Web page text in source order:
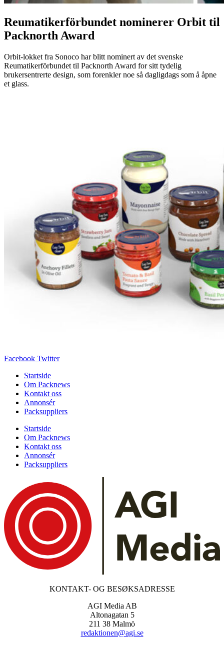
Reumatikerförbundet nominerer Orbit til
Packnorth Award
Orbit-lokket fra Sonoco har blitt nominert av det svenske
Reumatikerförbundet til Packnorth Award for sitt tydelig
brukersentrerte design, som forenkler noe så dagligdags som å åpne
et glass.
Facebook Twitter
Startside
Om Packnews
Kontakt oss
Annonsér
Packsuppliers
Startside
Om Packnews
Kontakt oss
Annonsér
Packsuppliers
KONTAKT- OG BESØKSADRESSE
AGI Media AB
Altonagatan 5
211 38 Malmö
redaktionen@agi.se